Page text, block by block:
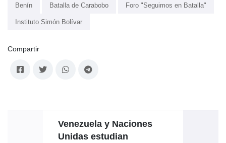
Benín Batalla de Carabobo Foro "Seguimos en Batalla"
Instituto Simón Bolívar
Compartir
Venezuela y Naciones
Unidas estudian